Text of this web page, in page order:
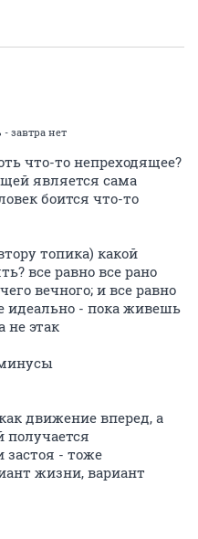
завтра нет
что-то непреходящее?
является сама
боится что-то
топика) какой
все равно все рано
вечного; и все равно
идеально - пока живешь
не этак
движение вперед, а
получается
застоя - тоже
жизни, вариант